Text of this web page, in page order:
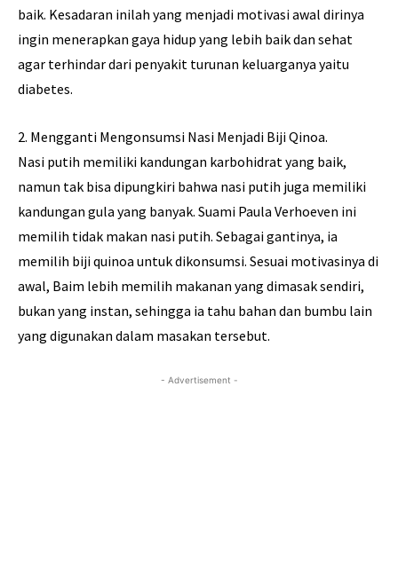
baik. Kesadaran inilah yang menjadi motivasi awal dirinya
ingin menerapkan gaya hidup yang lebih baik dan sehat
agar terhindar dari penyakit turunan keluarganya yaitu
diabetes.
2. Mengganti Mengonsumsi Nasi Menjadi Biji Qinoa.
Nasi putih memiliki kandungan karbohidrat yang baik,
namun tak bisa dipungkiri bahwa nasi putih juga memiliki
kandungan gula yang banyak. Suami Paula Verhoeven ini
memilih tidak makan nasi putih. Sebagai gantinya, ia
memilih biji quinoa untuk dikonsumsi. Sesuai motivasinya di
awal, Baim lebih memilih makanan yang dimasak sendiri,
bukan yang instan, sehingga ia tahu bahan dan bumbu lain
yang digunakan dalam masakan tersebut.
- Advertisement -